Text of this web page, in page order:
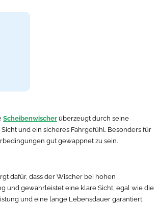
Scheibenwischer überzeugt durch seine
und ein sicheres Fahrgefühl. Besonders für
gut gewappnet zu sein.
dafür, dass der Wischer bei hohen
und gewährleistet eine klare Sicht, egal wie die
und eine lange Lebensdauer garantiert.